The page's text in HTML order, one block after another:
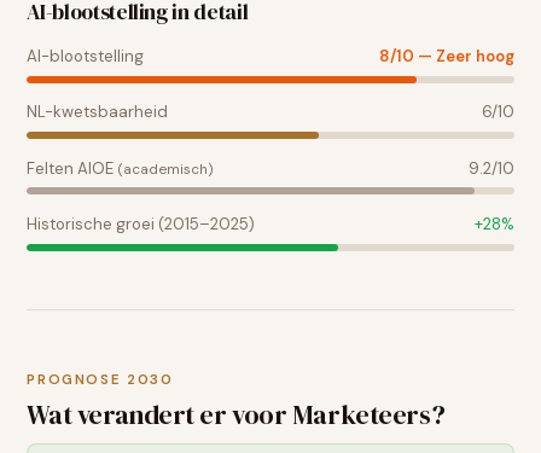
AI-blootstelling in detail
AI-blootstelling 8/10 — Zeer hoog
NL-kwetsbaarheid 6/10
Felten AIOE (academisch) 9.2/10
Historische groei (2015–2025) +28%
PROGNOSE 2030
Wat verandert er voor Marketeers?